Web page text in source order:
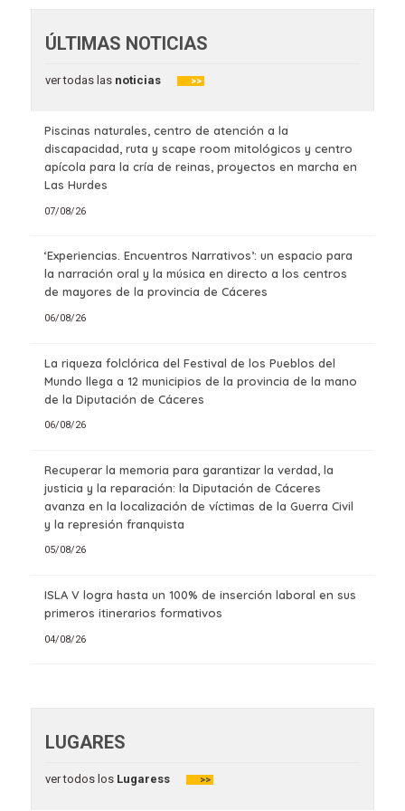
ÚLTIMAS NOTICIAS
ver todas lasnoticias >>
Piscinas naturales, centro de atención a la
discapacidad, ruta y scape room mitológicos y centro
apícola para la cría de reinas, proyectos en marcha en
Las Hurdes
07/08/26
‘Experiencias. Encuentros Narrativos’: un espacio para
la narración oral y la música en directo a los centros
de mayores de la provincia de Cáceres
06/08/26
La riqueza folclórica del Festival de los Pueblos del
Mundo llega a 12 municipios de la provincia de la mano
de la Diputación de Cáceres
06/08/26
Recuperar la memoria para garantizar la verdad, la
justicia y la reparación: la Diputación de Cáceres
avanza en la localización de víctimas de la Guerra Civil
y la represión franquista
05/08/26
ISLA V logra hasta un 100% de inserción laboral en sus
primeros itinerarios formativos
04/08/26
LUGARES
ver todos losLugaress >>